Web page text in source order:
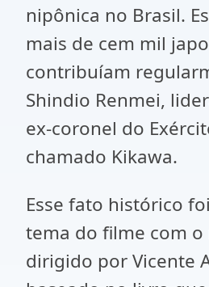
nipônica no Brasil.
mais de cem mil
contribuíam
Shindio Renmei,
ex-coronel do
chamado Kikawa.
Esse fato histórico
tema do filme com
dirigido por Vicente